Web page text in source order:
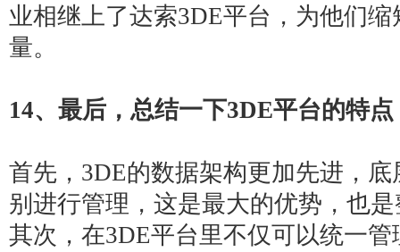
业相继上了达索3DE平台 ，为他们
量。
14、最后，总结一下3DE平台的特点
首先，3DE的数据架构更加先进，
别进行管理，这是最大的优势，也
其次，在3DE平台 里不仅可以统一